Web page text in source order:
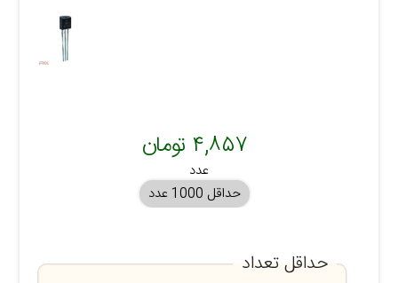
۴,۸۵۷ تومان
عدد
حداقل 1000 عدد
حداقل تعداد